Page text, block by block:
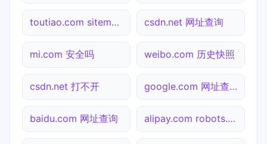
toutiao.com sitemap.xml检测 csdn.net 网址查询
mi.com 安全吗 weibo.com 历史快照
csdn.net 打不开 google.com 网址查询
baidu.com 网址查询 alipay.com robots.txt检测